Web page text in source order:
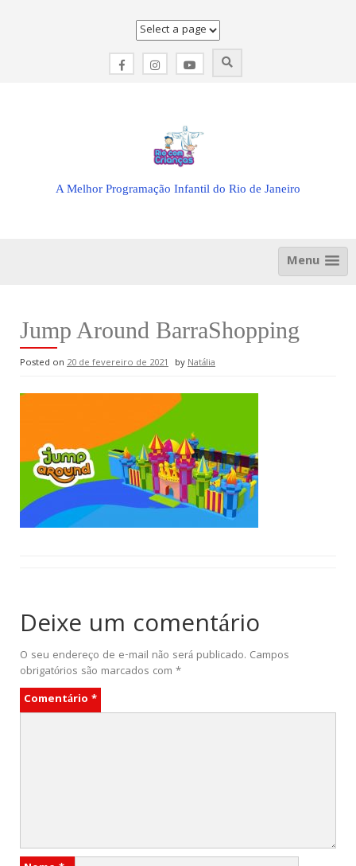
A Melhor Programação Infantil do Rio de Janeiro
Menu
Jump Around BarraShopping
Posted on 20 de fevereiro de 2021 byNatália
Deixe um comentário
O seu endereço de e-mail não será publicado. Campos
obrigatórios são marcados com *
Comentário *